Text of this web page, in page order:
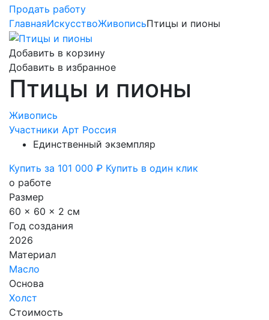
Продать работу
ГлавнаяИскусствоЖивописьПтицы и пионы
Добавить в корзину
Добавить в избранное
Птицы и пионы
Живопись
Участники Арт Россия
Единственный экземпляр
Купить за 101 000 ₽ Купить в один клик
о работе
Размер
60 x 60 x 2 см
Год создания
2026
Материал
Масло
Основа
Холст
Стоимость